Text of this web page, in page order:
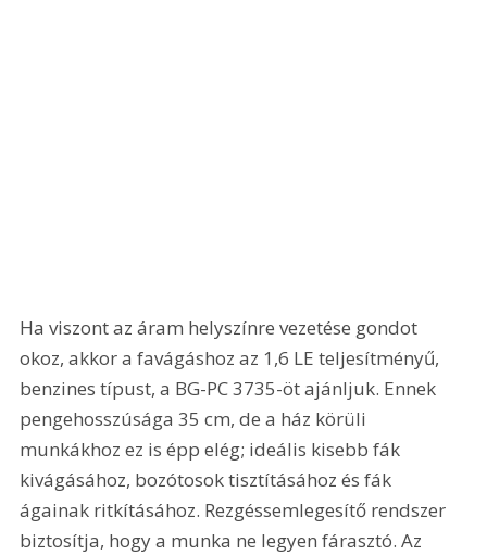
Ha viszont az áram helyszínre vezetése gondot
okoz, akkor a favágáshoz az 1,6 LE teljesítményű,
benzines típust, a BG-PC 3735-öt ajánljuk. Ennek
pengehosszúsága 35 cm, de a ház körüli
munkákhoz ez is épp elég; ideális kisebb fák
kivágásához, bozótosok tisztításához és fák
ágainak ritkításához. Rezgéssemlegesítő rendszer
biztosítja, hogy a munka ne legyen fárasztó. Az